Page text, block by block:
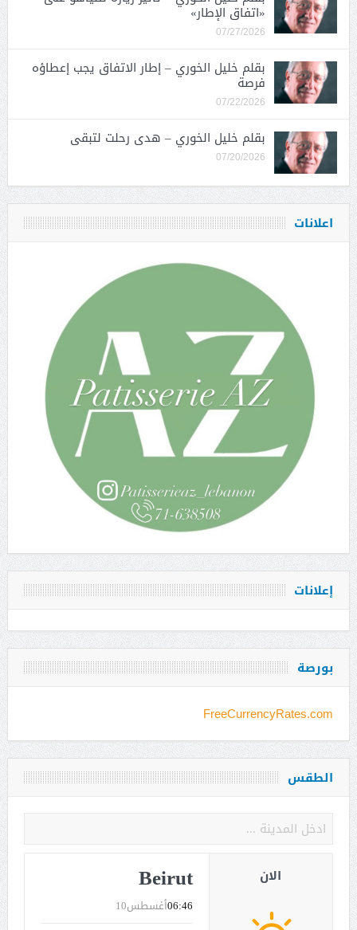
«اتفاق الإطار»
07/27/2026
بقلم خليل الخوري – إطار الاتفاق يجب إعطاؤه
فرصة
07/22/2026
بقلم خليل الخوري – هدى رحلت لتبقى
07/20/2026
اعلانات
إعلانات
بورصة
FreeCurrencyRates.com
الطقس
Beirut
أغسطس1006:46
الان